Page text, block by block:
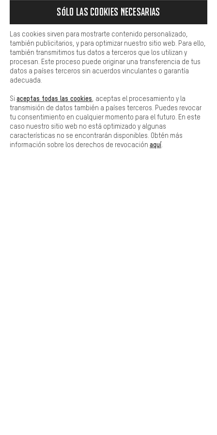
PAGO SEGURO
adicionales que le ayudarán a encontrar los productos adecuados.
preguntas de forma rápida y sencilla.
Básica
Las cookies básicas aseguran que puedas usar nuestro sitio web.
Sólo las cookies necesarias
Las cookies sirven para mostrarte contenido personalizado,
también publicitarios, y para optimizar nuestro sitio web. Para ello,
también transmitimos tus datos a terceros que los utilizan y
procesan. Este proceso puede originar una transferencia de tus
datos a países terceros sin acuerdos vinculantes o garantía
adecuada.
Si aceptas todas las cookies , aceptas el procesamiento y la
transmisión de datos también a países terceros. Puedes revocar
tu consentimiento en cualquier momento para el futuro. En este
caso nuestro sitio web no está optimizado y algunas
características no se encontrarán disponibles. Obtén más
información sobre los derechos de revocación aquí.